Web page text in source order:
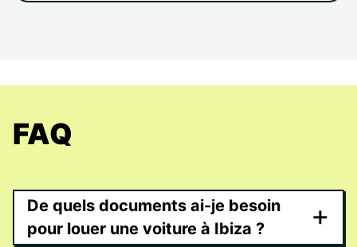
FAQ
De quels documents ai-je besoin
pour louer une voiture à Ibiza ?
+